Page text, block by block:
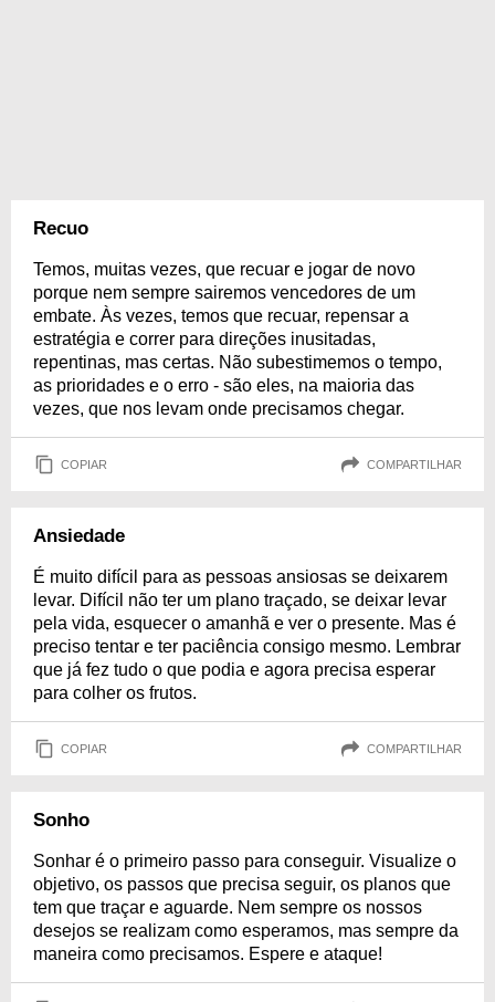
Recuo
Temos, muitas vezes, que recuar e jogar de novo
porque nem sempre sairemos vencedores de um
embate. Às vezes, temos que recuar, repensar a
estratégia e correr para direções inusitadas,
repentinas, mas certas. Não subestimemos o tempo,
as prioridades e o erro - são eles, na maioria das
vezes, que nos levam onde precisamos chegar.
COPIAR COMPARTILHAR
Ansiedade
É muito difícil para as pessoas ansiosas se deixarem
levar. Difícil não ter um plano traçado, se deixar levar
pela vida, esquecer o amanhã e ver o presente. Mas é
preciso tentar e ter paciência consigo mesmo. Lembrar
que já fez tudo o que podia e agora precisa esperar
para colher os frutos.
COPIAR COMPARTILHAR
Sonho
Sonhar é o primeiro passo para conseguir. Visualize o
objetivo, os passos que precisa seguir, os planos que
tem que traçar e aguarde. Nem sempre os nossos
desejos se realizam como esperamos, mas sempre da
maneira como precisamos. Espere e ataque!